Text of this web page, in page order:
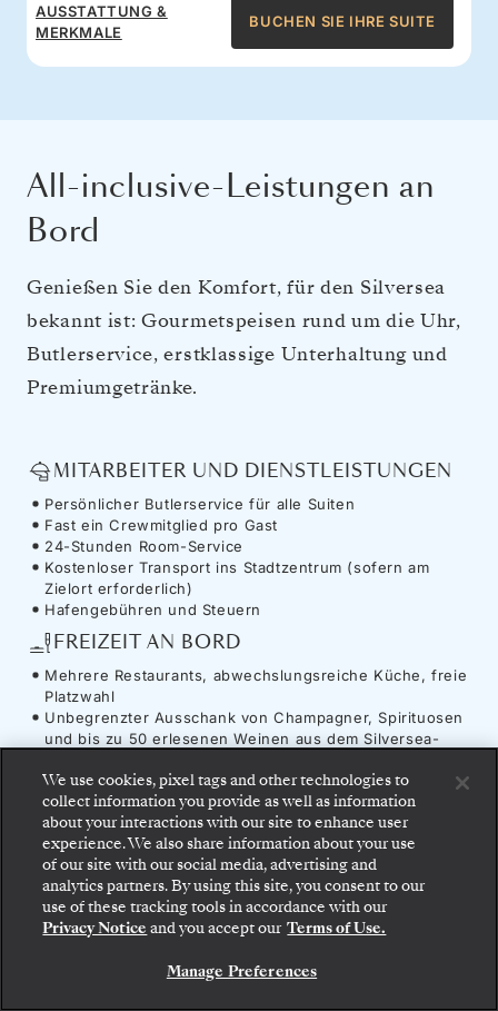
AUSSTATTUNG &
MERKMALE
BUCHEN SIE IHRE SUITE
All-inclusive-Leistungen an
Bord
Genießen Sie den Komfort, für den Silversea
bekannt ist: Gourmetspeisen rund um die Uhr,
Butlerservice, erstklassige Unterhaltung und
Premiumgetränke.
MITARBEITER UND DIENSTLEISTUNGEN
Persönlicher Butlerservice für alle Suiten
Fast ein Crewmitglied pro Gast
24-Stunden Room-Service
Kostenloser Transport ins Stadtzentrum (sofern am
Zielort erforderlich)
Hafengebühren und Steuern
FREIZEIT AN BORD
Mehrere Restaurants, abwechslungsreiche Küche, freie
Platzwahl
Unbegrenzter Ausschank von Champagner, Spirituosen
und bis zu 50 erlesenen Weinen aus dem Silversea-
Kaffee, Spezialitätenkaffee und feine Tees
Fachvorträge und Unterhaltung an Bord
Uneingeschränkter Zugang zum Fitnessbereich, zur
Sauna, zum Dampfbad und zu den Ruhebereichen des
Spas (gemäß Öffnungszeiten)
ANNEHMLICHKEITEN
Unbegrenzt kostenloses WiFi
We use cookies, pixel tags and other technologies to
collect information you provide as well as information
about your interactions with our site to enhance user
experience. We also share information about your use
of our site with our social media, advertising and
analytics partners. By using this site, you consent to our
use of these tracking tools in accordance with our
Privacy Notice and you accept our Terms of Use.
Manage Preferences